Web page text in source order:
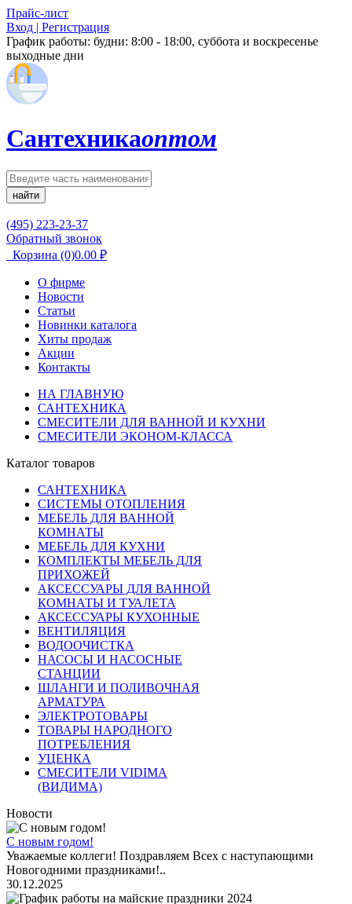
Прайс-лист
Вход | Регистрация
График работы: будни: 8:00 - 18:00, суббота и воскресенье
выходные дни
Сантехникаоптом
найти
(495) 223-23-37
Обратный звонок
Корзина (0)0.00 ₽
О фирме
Новости
Статьи
Новинки каталога
Хиты продаж
Акции
Контакты
НА ГЛАВНУЮ
САНТЕХНИКА
СМЕСИТЕЛИ ДЛЯ ВАННОЙ И КУХНИ
СМЕСИТЕЛИ ЭКОНОМ-КЛАССА
Каталог товаров
САНТЕХНИКА
СИСТЕМЫ ОТОПЛЕНИЯ
МЕБЕЛЬ ДЛЯ ВАННОЙ
КОМНАТЫ
МЕБЕЛЬ ДЛЯ КУХНИ
КОМПЛЕКТЫ МЕБЕЛЬ ДЛЯ
ПРИХОЖЕЙ
АКСЕССУАРЫ ДЛЯ ВАННОЙ
КОМНАТЫ И ТУАЛЕТА
АКСЕССУАРЫ КУХОННЫЕ
ВЕНТИЛЯЦИЯ
ВОДООЧИСТКА
НАСОСЫ И НАСОСНЫЕ
СТАНЦИИ
ШЛАНГИ И ПОЛИВОЧНАЯ
АРМАТУРА
ЭЛЕКТРОТОВАРЫ
ТОВАРЫ НАРОДНОГО
ПОТРЕБЛЕНИЯ
УЦЕНКА
СМЕСИТЕЛИ VIDIMA
(ВИДИМА)
Новости
С новым годом!
Уважаемые коллеги! Поздравляем Всех с наступающими
Новогодними праздниками!..
30.12.2025